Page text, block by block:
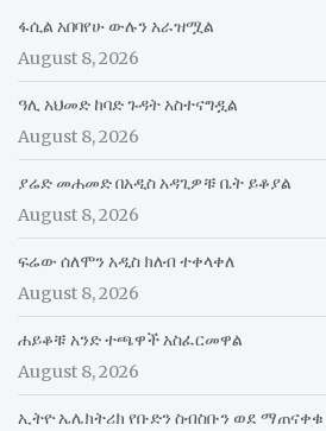
ፋሲል አበባየሁ ውሉን አራዝሟል
August 8, 2026
ዓሊ አህመድ ከባድ ጉዳት አስተናግዷል
August 8, 2026
ያሬድ መሐመድ በአዲስ አዳጊዎቹ ቤት ይቆያል
August 8, 2026
ፍሬው ሰለሞን አዲስ ክለብ ተቀላቀለ
August 8, 2026
ሐይቆቹ አንድ ተጫዋች አስፈርመዋል
August 8, 2026
ኢትዮ ኤሌክትሪክ የቡድን ስብስቡን ወደ